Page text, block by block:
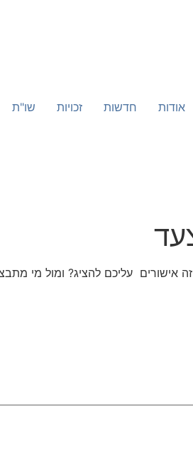
אודות חדשות זכויות שו"ת
אישורים עליכם להציג? ומול מי